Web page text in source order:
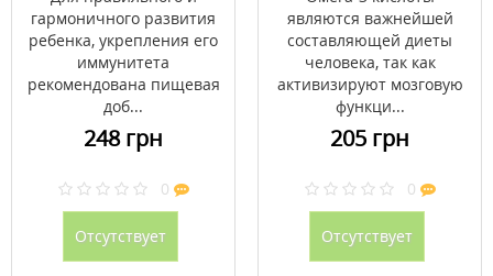
гармоничного развития
ребенка, укрепления его
иммунитета
рекомендована пищевая
доб...
248 грн
0
Отсутствует
являются важнейшей
составляющей диеты
человека, так как
активизируют мозговую
функци...
205 грн
0
Отсутствует